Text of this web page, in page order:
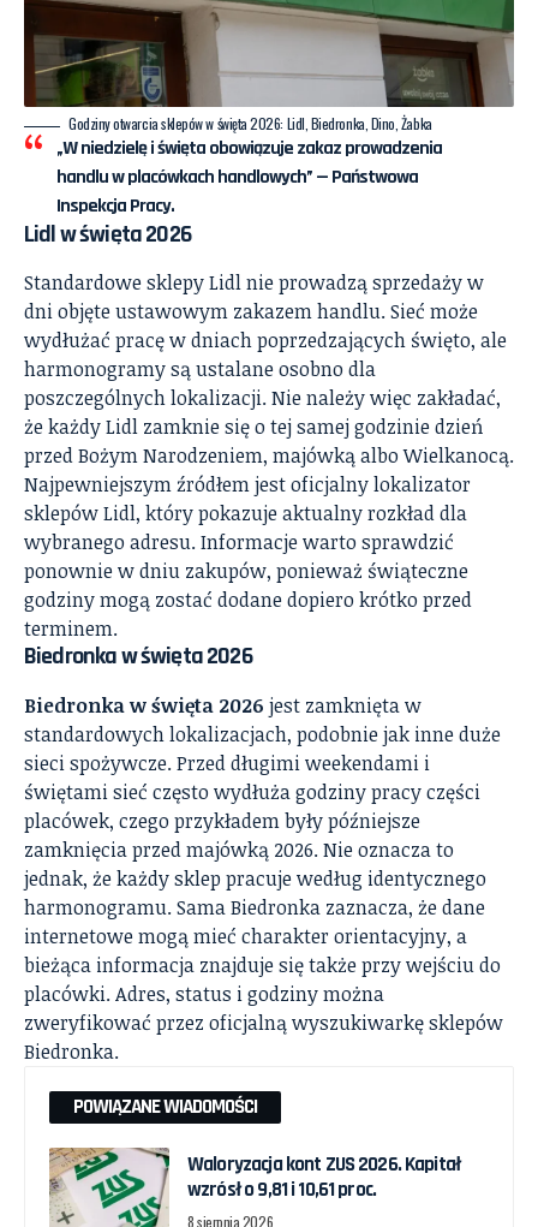
Godziny otwarcia sklepów w święta 2026: Lidl, Biedronka, Dino, Żabka
„W niedzielę i święta obowiązuje zakaz prowadzenia
handlu w placówkach handlowych” — Państwowa
Inspekcja Pracy.
Lidl w święta 2026
Standardowe sklepy Lidl nie prowadzą sprzedaży w
dni objęte ustawowym zakazem handlu. Sieć może
wydłużać pracę w dniach poprzedzających święto, ale
harmonogramy są ustalane osobno dla
poszczególnych lokalizacji. Nie należy więc zakładać,
że każdy Lidl zamknie się o tej samej godzinie dzień
przed Bożym Narodzeniem, majówką albo Wielkanocą.
Najpewniejszym źródłem jest oficjalnylokalizator
sklepów Lidl, który pokazuje aktualny rozkład dla
wybranego adresu. Informacje warto sprawdzić
ponownie w dniu zakupów, ponieważ świąteczne
godziny mogą zostać dodane dopiero krótko przed
terminem.
Biedronka w święta 2026
Biedronka w święta 2026 jest zamknięta w
standardowych lokalizacjach, podobnie jak inne duże
sieci spożywcze. Przed długimi weekendami i
świętami sieć często wydłuża godziny pracy części
placówek, czego przykładem były późniejsze
zamknięcia przed majówką 2026. Nie oznacza to
jednak, że każdy sklep pracuje według identycznego
harmonogramu. Sama Biedronka zaznacza, że dane
internetowe mogą mieć charakter orientacyjny, a
bieżąca informacja znajduje się także przy wejściu do
placówki. Adres, status i godziny można
zweryfikować przez oficjalnąwyszukiwarkę sklepów
Biedronka.
POWIĄZANE WIADOMOŚCI
Waloryzacja kont ZUS 2026. Kapitał
wzrósł o 9,81 i 10,61 proc.
8 sierpnia 2026